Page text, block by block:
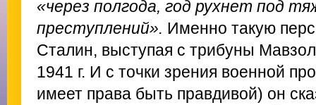
«через полгода, год рухнет под
преступлений». Именно такую
Сталин, выступая с трибуны
1941 г. И с точки зрения военной
имеет права быть правдивой) он